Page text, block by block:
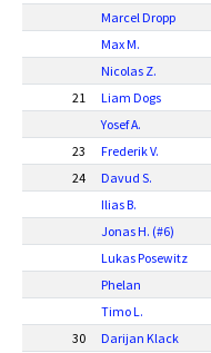
Marcel Dropp
Max M.
Nicolas Z.
21
Liam Dogs
Yosef A.
23
Frederik V.
24
Davud S.
Ilias B.
Jonas H. (#6)
Lukas Posewitz
Phelan
Timo L.
30
Darijan Klack